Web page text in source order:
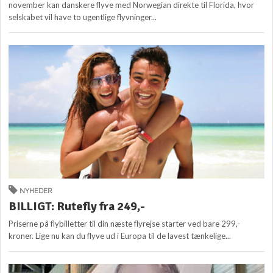
november kan danskere flyve med Norwegian direkte til Florida, hvor
selskabet vil have to ugentlige flyvninger...
NYHEDER
BILLIGT: Rutefly fra 249,-
Priserne på flybilletter til din næste flyrejse starter ved bare 299,-
kroner. Lige nu kan du flyve ud i Europa til de lavest tænkelige...